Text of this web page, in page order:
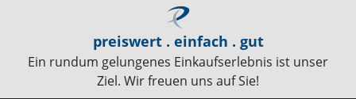
preiswert . einfach . gut
Ein rundum gelungenes Einkaufserlebnis ist unser
Ziel. Wir freuen uns auf Sie!